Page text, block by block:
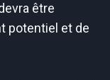
être
potentiel et de